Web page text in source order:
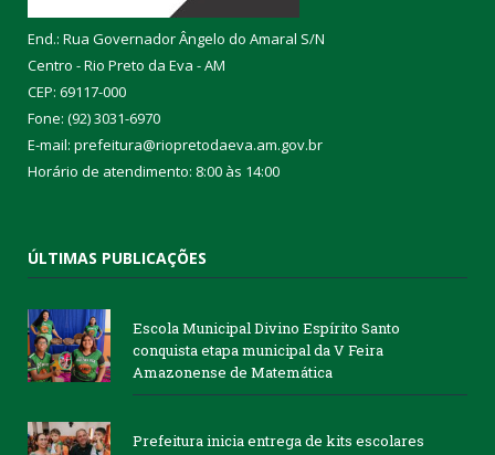
End.: Rua Governador Ângelo do Amaral S/N
Centro - Rio Preto da Eva - AM
CEP: 69117-000
Fone: (92) 3031-6970
E-mail: prefeitura@riopretodaeva.am.gov.br
Horário de atendimento: 8:00 às 14:00
ÚLTIMAS PUBLICAÇÕES
Escola Municipal Divino Espírito Santo
conquista etapa municipal da V Feira
Amazonense de Matemática
Prefeitura inicia entrega de kits escolares